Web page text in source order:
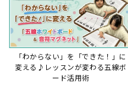
「わからない」を「できた！」に
変える♪レッスンが変わる五線ボ
ード活用術